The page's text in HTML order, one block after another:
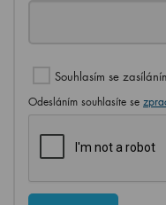
Souhlasím se
Odesláním souhlasíte se